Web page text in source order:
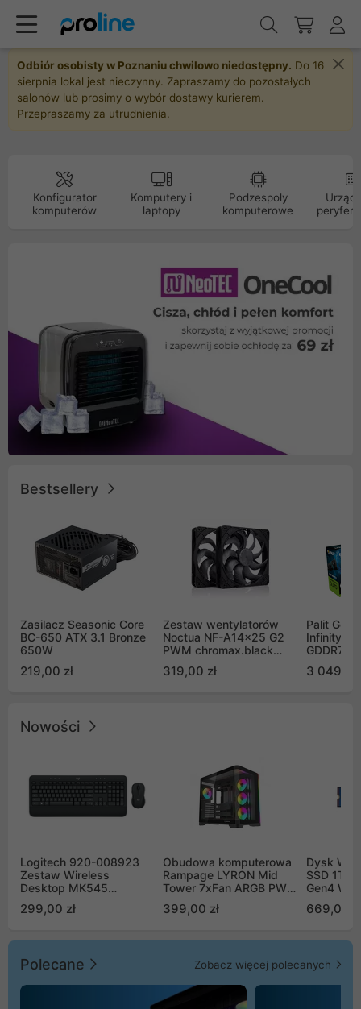
Odbiór osobisty w Poznaniu chwilowo niedostępny. Do 16
sierpnia lokal jest nieczynny. Zapraszamy do pozostałych
salonów lub prosimy o wybór dostawy kurierem.
Przepraszamy za utrudnienia.
Konfigurator
komputerów
Komputery i
laptopy
Podzespoły
komputerowe
Bestsellery
Zasilacz Seasonic Core
BC-650 ATX 3.1 Bronze
650W
219,00 zł
Zestaw wentylatorów
Noctua NF-A14x25 G2
PWM chromax.black
Push Pull (2szt)
319,00 zł
Palit
Infinity 3
GDDR7
GB2050S)
3 049,00
Nowości
Logitech 920-008923
Zestaw Wireless
Desktop MK545
299,00 zł
Obudowa komputerowa
Rampage LYRON Mid
Tower 7xFan ARGB PWM
399,00 zł
Dysk WD
SSD 1TB
Gen4
669,00
Polecane Zobacz więcej polecanych